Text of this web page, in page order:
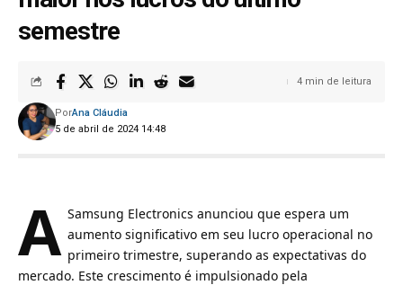
semestre
5 de abril de 2024 14:48
PorAna Cláudia
4 min de leitura
A Samsung Electronics anunciou que espera um
aumento significativo em seu lucro operacional no
primeiro trimestre, superando as expectativas do
mercado. Este crescimento é impulsionado pela